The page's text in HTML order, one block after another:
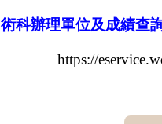
術科辦理單位及成績查
https://